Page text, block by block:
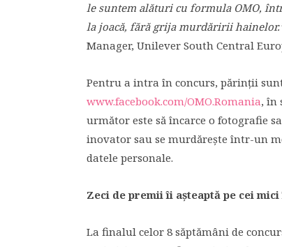
le suntem alături cu formula OMO,
la joacă, fără grija murdăririi
Manager, Unilever South Central
Pentru a intra în concurs, părinţii sunt
www.facebook.com/OMO.Romania, în
următor este să încarce o fotografie
inovator sau se murdăreşte într-un
datele personale.
Zeci de premii îi aşteaptă pe cei
La finalul celor 8 săptămâni de